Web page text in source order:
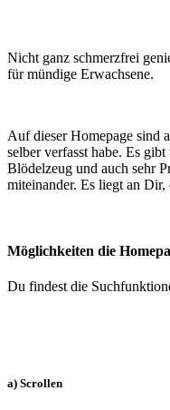
Nicht ganz schmerzfrei
für mündige Erwachsene.
Auf dieser Homepage sind
selber verfasst habe. Es
Blödelzeug und auch sehr
miteinander. Es liegt an Dir,
Möglichkeiten die
Du findest die
a) Scrollen